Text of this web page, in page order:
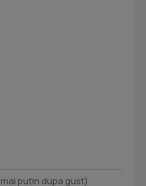
putin dupa gust)